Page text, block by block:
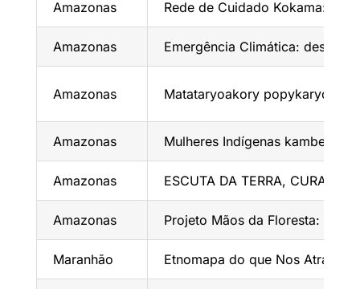
Amazonas Rede de Cuidado Kokama:
Amazonas Emergência Climática:
Amazonas Matataryoakory
Amazonas Mulheres Indígenas kambebas
Amazonas ESCUTA DA TERRA, CURA
Amazonas Projeto Mãos da Floresta:
Maranhão Etnomapa do que Nos